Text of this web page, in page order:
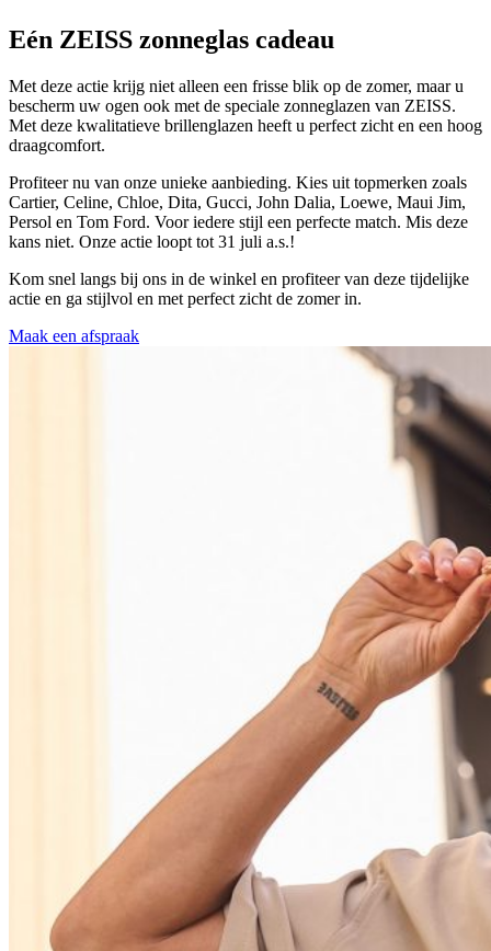
Eén ZEISS zonneglas cadeau
Met deze actie krijg niet alleen een frisse blik op de zomer, maar u
bescherm uw ogen ook met de speciale zonneglazen van ZEISS.
Met deze kwalitatieve brillenglazen heeft u perfect zicht en een hoog
draagcomfort.
Profiteer nu van onze unieke aanbieding. Kies uit topmerken zoals
Cartier, Celine, Chloe, Dita, Gucci, John Dalia, Loewe, Maui Jim,
Persol en Tom Ford. Voor iedere stijl een perfecte match. Mis deze
kans niet. Onze actie loopt tot 31 juli a.s.!
Kom snel langs bij ons in de winkel en profiteer van deze tijdelijke
actie en ga stijlvol en met perfect zicht de zomer in.
Maak een afspraak